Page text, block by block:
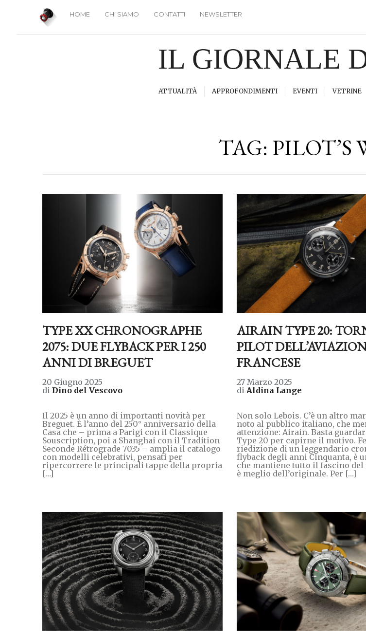
HOME CHI SIAMO CONTATTI NEWSLETTER
IL GIORNALE
ATTUALITÀ APPROFONDIMENTI EVENTI VETRINE
TAG: PILOT’S
TYPE XX CHRONOGRAPHE
2075: DUE FLYBACK PER I 250
ANNI DI BREGUET
20 Giugno 2025
di Dino del Vescovo
Il 2025 è un anno di importanti novità per
Breguet. È l’anno del 250° anniversario della
Casa che – prima a Parigi con il Classique
Souscription, poi a Shanghai con il Tradition
Seconde Rétrograde 7035 – amplia il catalogo
con modelli celebrativi, pensati per
ripercorrere le principali tappe della propria
[…]
AIRAIN TYPE 20:
PILOT
FRANCESE
27 Marzo 2025
di Aldina Lange
Non solo Lebois. C’è un altro
noto al pubblico italiano, che
attenzione: Airain. Basta
Type 20 per capirne il motivo.
riedizione di un leggendario
flyback degli anni Cinquanta, è
che mantiene tutto il fascino del
è meglio dell’originale. Per […]